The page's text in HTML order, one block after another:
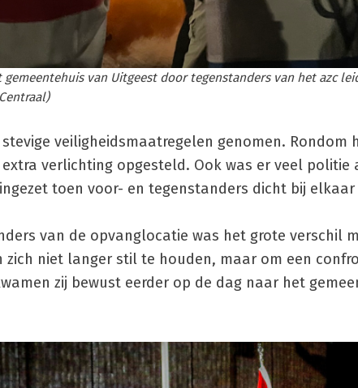
van Uitgeest door tegenstanders van het azc
veiligheidsmaatregelen genomen. Rondom
verlichting opgesteld. Ook was er veel politie
toen voor- en tegenstanders dicht bij
van de opvanglocatie was het grote verschil
zich niet langer stil te houden, maar om een
zij bewust eerder op de dag naar het